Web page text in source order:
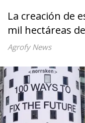
La creación de
mil hectáreas
Agrofy News